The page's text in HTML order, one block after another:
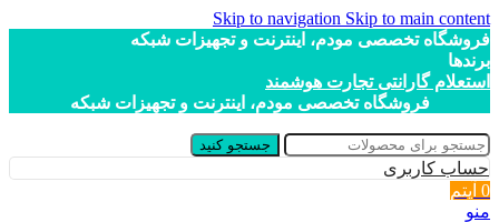
Skip to navigation Skip to main content
فروشگاه تخصصی مودم، اینترنت و تجهیزات شبکه
برندها
استعلام گارانتی تجارت هوشمند
فروشگاه تخصصی مودم، اینترنت و تجهیزات شبکه
جستجو کنید
حساب کاربری
0 آیتم
منو